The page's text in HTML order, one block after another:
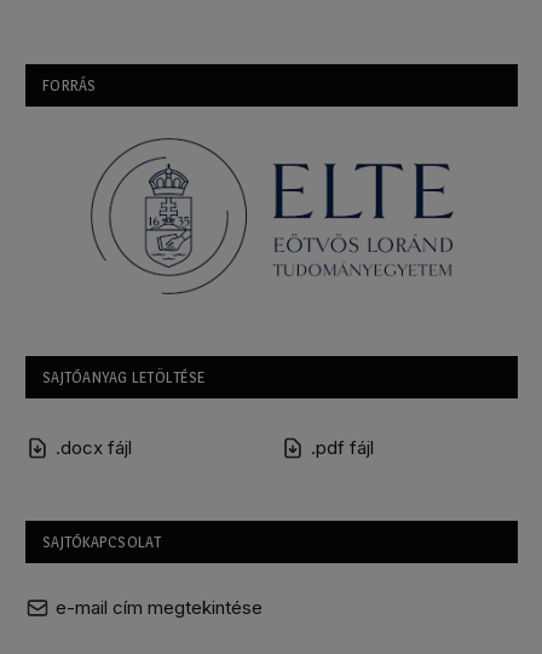
FORRÁS
SAJTÓANYAG LETÖLTÉSE
.docx fájl .pdf fájl
SAJTÓKAPCSOLAT
e-mail cím megtekintése